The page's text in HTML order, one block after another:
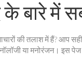
के बारे में
की तलाश में हैं? आप
या मनोरंजन। इस